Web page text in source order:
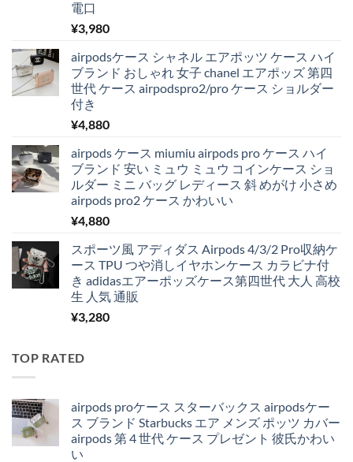
電口
¥3,980
airpodsケース シャネル エアポッツ ケース ハイ
ブランド おしゃれ 女子 chanel エアポッズ 第四
世代 ケース airpodspro2/pro ケース ショルダー
付き
¥4,880
airpods ケース miumiu airpods pro ケース ハイ
ブランド 安い ミュウ ミュウ コインケース ショ
ルダー ミニ バッグ レディース 斜 めがけ 小さめ
airpods pro2 ケース かわいい
¥4,880
スポーツ風 アディダス Airpods 4/3/2 Pro収納ケ
ース TPU つや消しイヤホンケース カラビナ付
き adidasエアーポッズケース第四世代 大人 高校
生 人気 通販
¥3,280
TOP RATED
airpods proケース スターバックス airpodsケー
ス ブランド Starbucks エア メンズ ポッツ カバー
airpods 第 4 世代 ケース プレゼント 彼氏かわい
い